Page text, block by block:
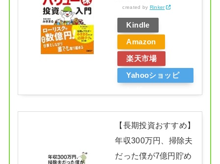
created by Rinker
Kindle
Amazon
楽天市場
Yahooショッピ
【長期投資おすすめ】
年収300万円、掃除夫
だった僕が7億円貯め